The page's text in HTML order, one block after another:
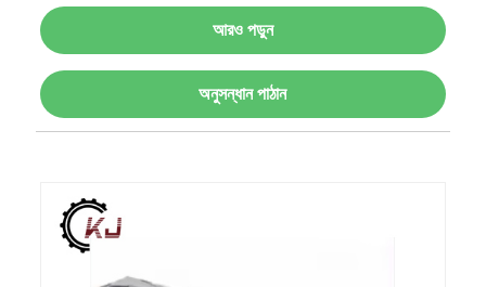
আরও পড়ুন
অনুসন্ধান পাঠান